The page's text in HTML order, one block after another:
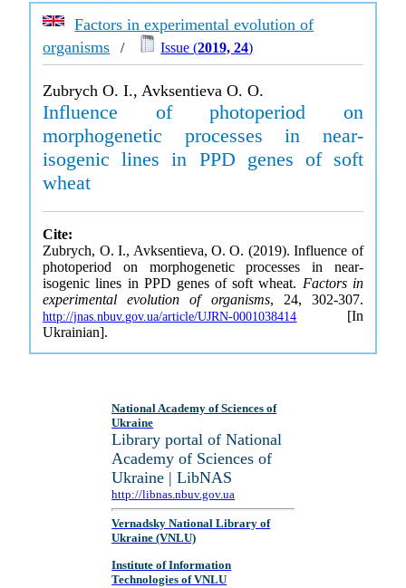
Factors in experimental evolution of
organisms / Issue (2019, 24)
Zubrych O. I., Avksentieva O. O.
Influence of photoperiod on
morphogenetic processes in near-
isogenic lines in PPD genes of soft
wheat
Cite:
Zubrych, O. I., Avksentieva, O. O. (2019). Influence of
photoperiod on morphogenetic processes in near-
isogenic lines in PPD genes of soft wheat. Factors in
experimental evolution of organisms, 24, 302-307.
http://jnas.nbuv.gov.ua/article/UJRN-0001038414 [In
Ukrainian].
National Academy of Sciences of
Ukraine
Library portal of National
Academy of Sciences of
Ukraine | LibNAS
http://libnas.nbuv.gov.ua
Vernadsky National Library of
Ukraine (VNLU)
Institute of Information
Technologies of VNLU